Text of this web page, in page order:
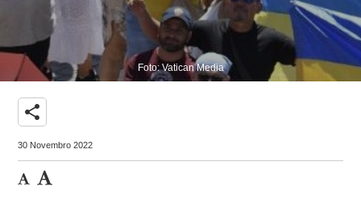
Foto: Vatican Media
share
30 Novembro 2022